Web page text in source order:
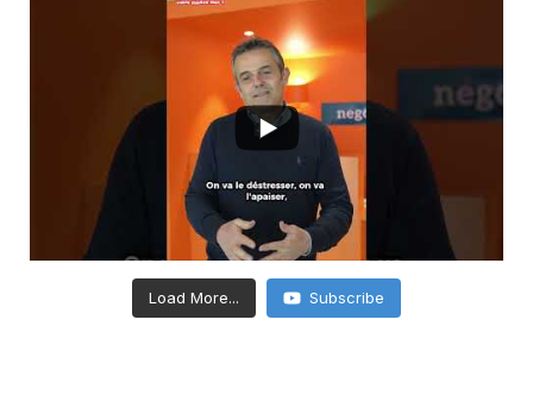
Load More... Subscribe